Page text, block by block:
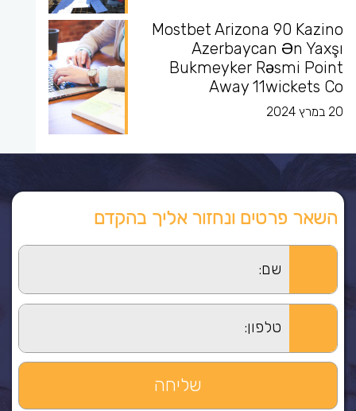
Mostbet Arizona 90 Kazino
Azerbaycan Ən Yaxşı
Bukmeyker Rəsmi Point
Away 11wickets Co
20 במרץ 2024
השאר פרטים ונחזור אליך בהקדם